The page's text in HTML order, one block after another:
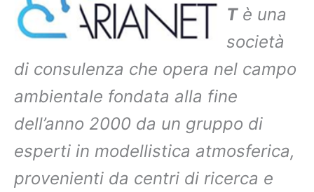
T è una
società
di consulenza che opera nel campo
ambientale fondata alla fine
dell’anno 2000 da un gruppo di
esperti in modellistica atmosferica,
provenienti da centri di ricerca e